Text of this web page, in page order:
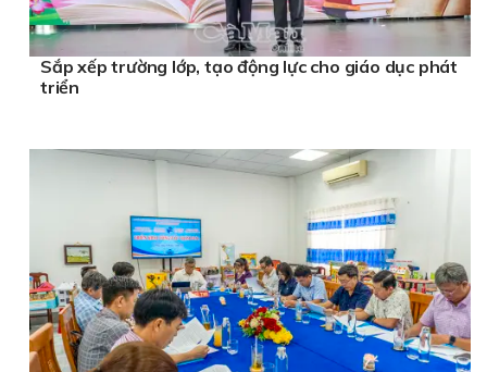
Sắp xếp trường lớp, tạo động lực cho giáo dục phát
triển